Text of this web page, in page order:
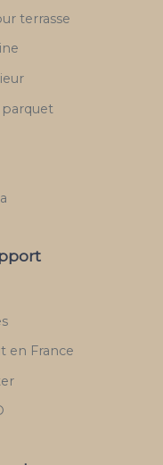
terrasse
en France